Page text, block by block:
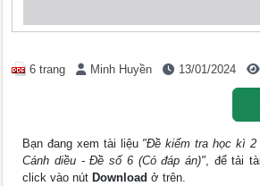
6 trang Minh Huyền 13/01/2024
Bạn đang xem tài liệu "Đề kiểm tra học kì 2
Cánh diều - Đề số 6 (Có đáp án)", để tải
click vào nút Download ở trên.